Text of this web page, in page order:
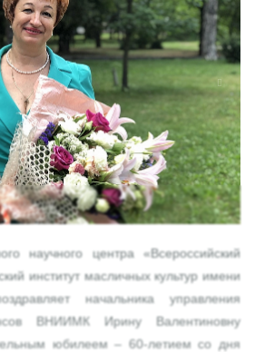
1/0
научного центра «Всероссийский
институт масличных культур имени
начальника управления
ВНИИМК Ирину Валентиновну
юбилеем – 60-летием со дня